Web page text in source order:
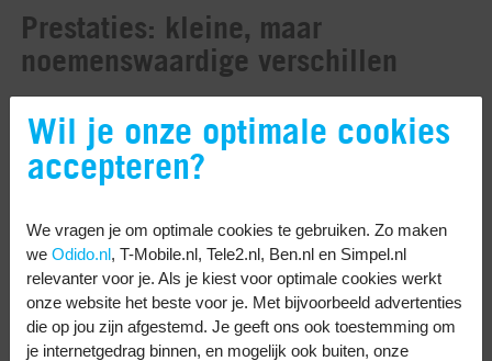
Prestaties: kleine, maar
noemenswaardige verschillen
zijn. Ze hebben een ‘schone’ Android versie,
oftewel: een besturingssysteem zonder
gebruikt. Ook updatet Google Android op de
Pixel telefoons extra lang. Het maakt zowel
de Pixel 9 als Pixel 9a een slimme keuze voor
je mobiele abonnement
. Nadat de
Wil je onze optimale cookies
accepteren?
We vragen je om optimale cookies te gebruiken. Zo maken
we Odido.nl, T-Mobile.nl, Tele2.nl, Ben.nl en Simpel.nl
relevanter voor je. Als je kiest voor optimale cookies werkt
onze website het beste voor je. Met bijvoorbeeld advertenties
die op jou zijn afgestemd. Je geeft ons ook toestemming om
je internetgedrag binnen, en mogelijk ook buiten, onze